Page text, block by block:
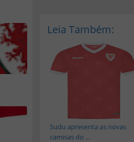
Leia Também:
Sudu apresenta as novas
camisas do ...